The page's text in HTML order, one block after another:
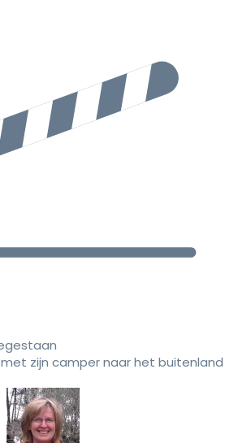
zijn camper naar het buitenland